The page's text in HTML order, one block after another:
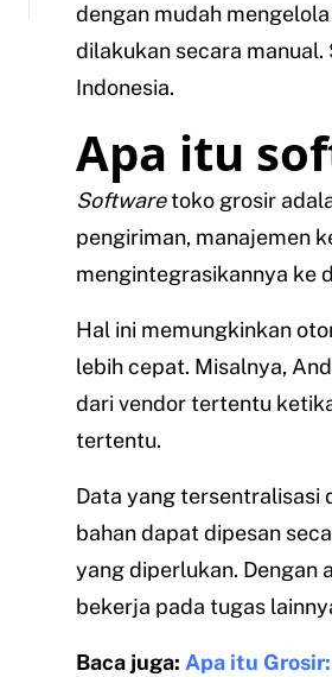
dengan mudah
dilakukan secara
Indonesia.
Apa itu
Softwaretoko grosir
pengiriman, manajemen
mengintegrasikannya ke
Hal ini memungkinkan
lebih cepat. Misalnya,
dari vendor tertentu
tertentu.
Data yang tersentralisasi
bahan dapat dipesan
yang diperlukan. Dengan
bekerja pada tugas
Baca juga: Apa itu